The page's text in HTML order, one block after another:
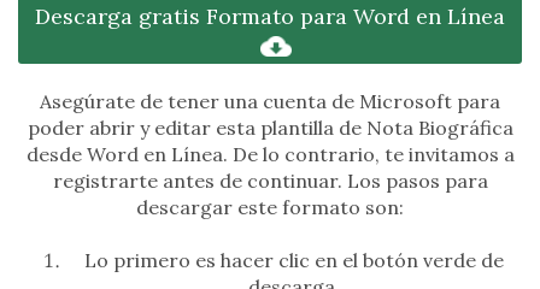
Descarga gratis Formato para Word en Línea
Asegúrate de tener una cuenta de Microsoft para
poder abrir y editar esta plantilla de Nota Biográfica
desde Word en Línea. De lo contrario, te invitamos a
registrarte antes de continuar. Los pasos para
descargar este formato son:
Lo primero es hacer clic en el botón verde de